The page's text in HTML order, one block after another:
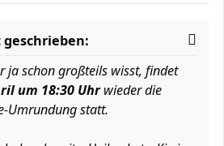
geschrieben:
ja schon großteils wisst, findet
um 18:30 Uhrwieder die
Umrundung statt.